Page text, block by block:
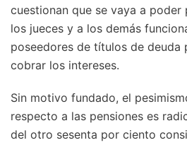
cuestionan que se vaya a poder
los jueces y a los demás
poseedores de títulos de deuda
cobrar los intereses.
Sin motivo fundado, el
respecto a las pensiones es
del otro sesenta por ciento